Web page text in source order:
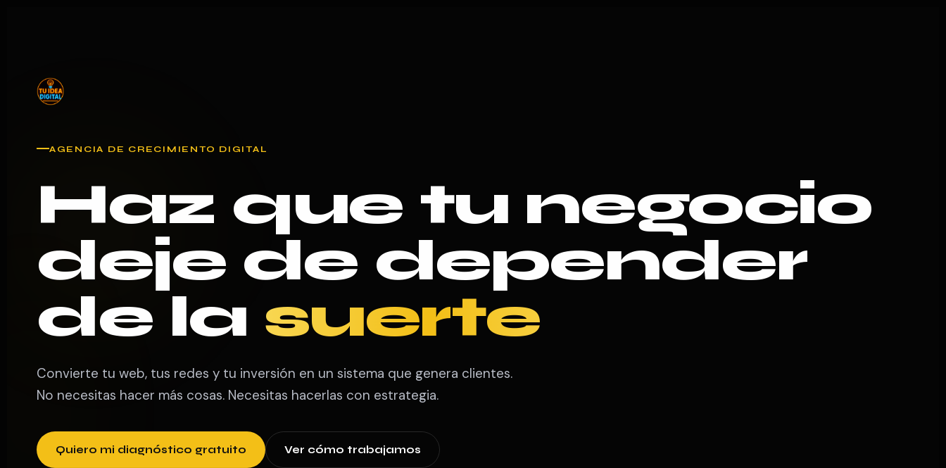
AGENCIA DE CRECIMIENTO DIGITAL
Haz que tu negocio
deje de depender
de la suerte
Convierte tu web, tus redes y tu inversión en un sistema que genera clientes.
No necesitas hacer más cosas. Necesitas hacerlas con estrategia.
Quiero mi diagnóstico gratuito Ver cómo trabajamos